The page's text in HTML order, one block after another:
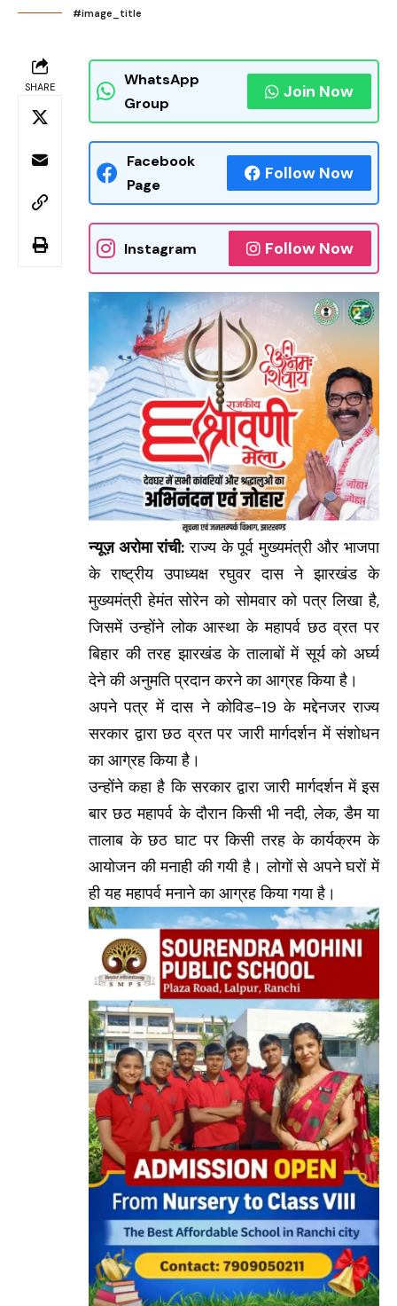
#image_title
SHARE
WhatsApp
Group
Join Now
Facebook
Page
Follow Now
Instagram Follow Now
न्यूज़ अरोमा रांची:राज्य के पूर्व मुख्यमंत्री और भाजपा
के राष्ट्रीय उपाध्यक्ष रघुवर दास ने झारखंड के
मुख्यमंत्री हेमंत सोरेन को सोमवार को पत्र लिखा है,
जिसमें उन्होंने लोक आस्था के महापर्व छठ व्रत पर
बिहार की तरह झारखंड के तालाबों में सूर्य को अर्घ्य
देने की अनुमति प्रदान करने का आग्रह किया है।
अपने पत्र में दास ने कोविड-19 के मद्देनजर राज्य
सरकार द्वारा छठ व्रत पर जारी मार्गदर्शन में संशोधन
का आग्रह किया है।
उन्होंने कहा है कि सरकार द्वारा जारी मार्गदर्शन में इस
बार छठ महापर्व के दौरान किसी भी नदी, लेक, डैम या
तालाब के छठ घाट पर किसी तरह के कार्यक्रम के
आयोजन की मनाही की गयी है। लोगों से अपने घरों में
ही यह महापर्व मनाने का आग्रह किया गया है।